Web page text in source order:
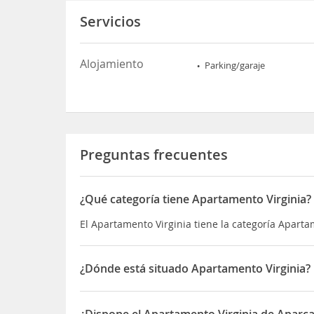
Servicios
Alojamiento Parking/garaje
Preguntas frecuentes
¿Qué categoría tiene Apartamento Virginia?
El Apartamento Virginia tiene la categoría
¿Dónde está situado Apartamento Virginia?
El Apartamento Virginia está situado en 10